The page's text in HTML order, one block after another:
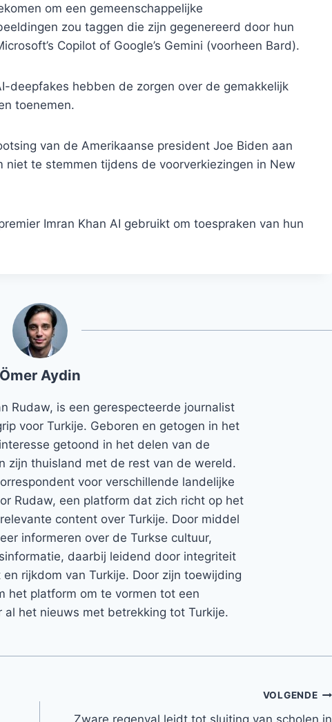
om een ​​gemeenschappelijke
zou taggen die zijn gegenereerd door hun
Copilot of Google’s Gemini (voorheen Bard).
deepfakes hebben de zorgen over de gemakkelijk
toenemen.
van de Amerikaanse president Joe Biden aan
te stemmen tijdens de voorverkiezingen in New
Imran Khan AI gebruikt om toespraken van hun
Ömer Aydin
Rudaw, is een gerespecteerde journalist
voor Turkije. Geboren en getogen in het
getoond in het delen van de
zijn thuisland met de rest van de wereld.
voor verschillende landelijke
Rudaw, een platform dat zich richt op het
content over Turkije. Door middel
informeren over de Turkse cultuur,
daarbij leidend door integriteit
rijkdom van Turkije. Door zijn toewijding
het platform om te vormen tot een
het nieuws met betrekking tot Turkije.
VOLGENDE
Zware regenval leidt tot sluiting van scholen in